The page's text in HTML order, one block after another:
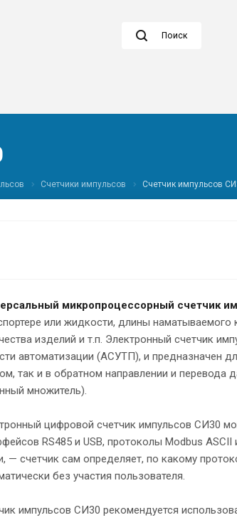
Поиск
Счетчики импульсов Счетчик импульсов
микропроцессорный счетчик
или жидкости, длины наматываемого
изделий и т.п. Электронный счетчик
автоматизации (АСУТП), и предназначен
так и в обратном направлении и перевода
множитель).
цифровой счетчик импульсов СИ30
RS485 и USB, протоколы Modbus
— счетчик сам определяет, по какому
без участия пользователя.
импульсов СИ30 рекомендуется